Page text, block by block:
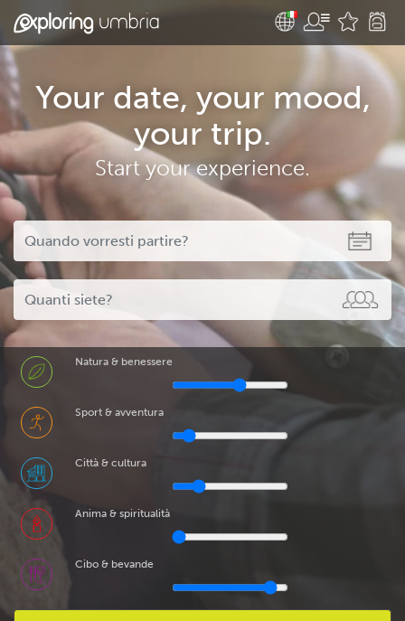
Your date, your mood,
your trip.
Start your experience.
Natura & benessere
Sport & avventura
Città & cultura
Anima & spiritualità
Cibo & bevande